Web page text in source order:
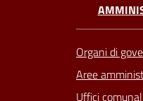
Organi di
Aree
Uffici